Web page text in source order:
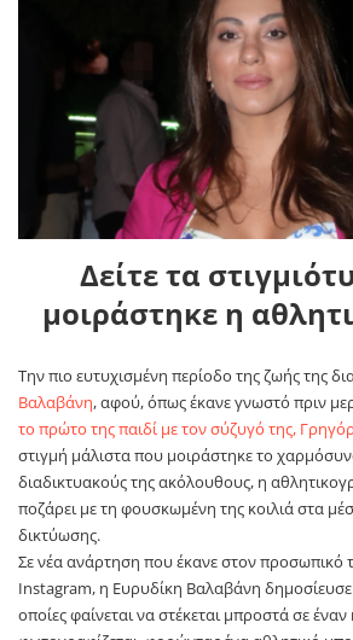
Δείτε τα
μοιράστηκε η
Την πιο ευτυχισμένη περίοδο της ζωής της
Βαλαβάνη, αφού, όπως έκανε γνωστό πριν
το πρώτο της παιδί με τον σύζυγό της,
στιγμή μάλιστα που μοιράστηκε το
διαδικτυακούς της ακόλουθους, η
ποζάρει με τη φουσκωμένη της κοιλιά στα
δικτύωσης.
Σε νέα ανάρτηση που έκανε στον προσωπικό
Instagram, η Ευρυδίκη Βαλαβάνη δημοσίευσε
οποίες φαίνεται να στέκεται μπροστά σε